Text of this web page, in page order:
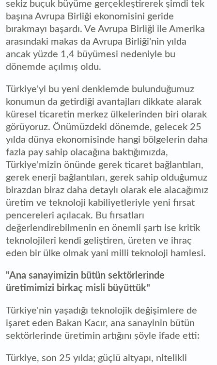
sekiz buçuk büyüme gerçekleştirerek şimdi tek
başına Avrupa Birliği ekonomisini geride
bırakmayı başardı. Ve Avrupa Birliği ile Amerika
arasındaki makas da Avrupa Birliği'nin yılda
ancak yüzde 1,4 büyümesi nedeniyle bu
dönemde açılmış oldu.
Türkiye'yi bu yeni denklemde bulunduğumuz
konumun da getirdiği avantajları dikkate alarak
küresel ticaretin merkez ülkelerinden biri olarak
görüyoruz. Önümüzdeki dönemde, gelecek 25
yılda dünya ekonomisinde hangi bölgelerin daha
fazla pay sahip olacağına baktığımızda,
Türkiye'mizin önünde gerek ticaret bağlantıları,
gerek enerji bağlantıları, gerek sahip olduğumuz
birazdan biraz daha detaylı olarak ele alacağımız
üretim ve teknoloji kabiliyetleriyle yeni fırsat
pencereleri açılacak. Bu fırsatları
değerlendirebilmenin en önemli şartı ise kritik
teknolojileri kendi geliştiren, üreten ve ihraç
eden bir ülke olmak yani milli teknoloji hamlesi.
"Ana sanayimizin bütün sektörlerinde
üretimimizi birkaç misli büyüttük"
Türkiye'nin yaşadığı teknolojik değişimlere de
işaret eden Bakan Kacır, ana sanayinin bütün
sektörlerinde üretimin artığını şöyle ifade etti:
Türkiye, son 25 yılda; güçlü altyapı, nitelikli